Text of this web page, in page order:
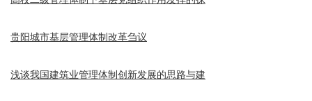
贵阳城市基层管理体制改革刍议
浅谈我国建筑业管理体制创新发展的思路与建